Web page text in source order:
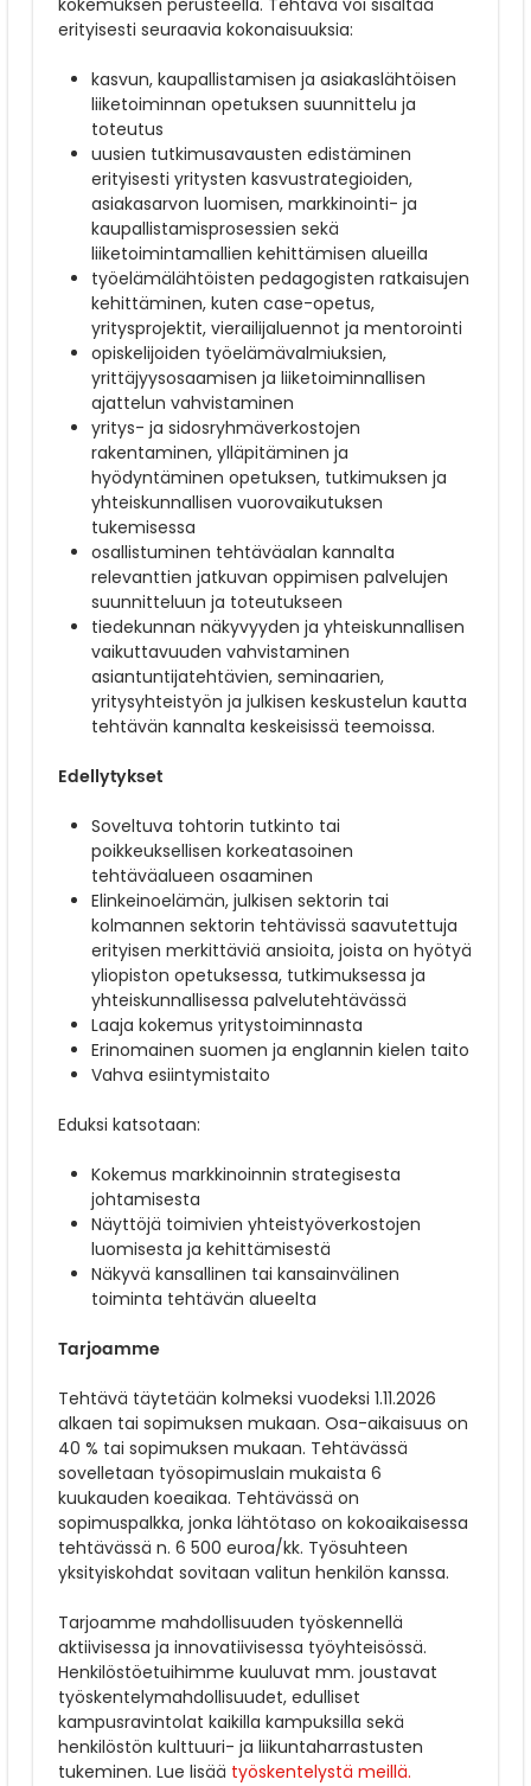
kokemuksen perusteella. Tehtävä voi sisältää
erityisesti seuraavia kokonaisuuksia:
kasvun, kaupallistamisen ja asiakaslähtöisen
liiketoiminnan opetuksen suunnittelu ja
toteutus
uusien tutkimusavausten edistäminen
erityisesti yritysten kasvustrategioiden,
asiakasarvon luomisen, markkinointi- ja
kaupallistamisprosessien sekä
liiketoimintamallien kehittämisen alueilla
työelämälähtöisten pedagogisten ratkaisujen
kehittäminen, kuten case-opetus,
yritysprojektit, vierailijaluennot ja mentorointi
opiskelijoiden työelämävalmiuksien,
yrittäjyysosaamisen ja liiketoiminnallisen
ajattelun vahvistaminen
yritys- ja sidosryhmäverkostojen
rakentaminen, ylläpitäminen ja
hyödyntäminen opetuksen, tutkimuksen ja
yhteiskunnallisen vuorovaikutuksen
tukemisessa
osallistuminen tehtäväalan kannalta
relevanttien jatkuvan oppimisen palvelujen
suunnitteluun ja toteutukseen
tiedekunnan näkyvyyden ja yhteiskunnallisen
vaikuttavuuden vahvistaminen
asiantuntijatehtävien, seminaarien,
yritysyhteistyön ja julkisen keskustelun kautta
tehtävän kannalta keskeisissä teemoissa.
Edellytykset
Soveltuva tohtorin tutkinto tai
poikkeuksellisen korkeatasoinen
tehtäväalueen osaaminen
Elinkeinoelämän, julkisen sektorin tai
kolmannen sektorin tehtävissä saavutettuja
erityisen merkittäviä ansioita, joista on hyötyä
yliopiston opetuksessa, tutkimuksessa ja
yhteiskunnallisessa palvelutehtävässä
Laaja kokemus yritystoiminnasta
Erinomainen suomen ja englannin kielen taito
Vahva esiintymistaito
Eduksi katsotaan:
Kokemus markkinoinnin strategisesta
johtamisesta
Näyttöjä toimivien yhteistyöverkostojen
luomisesta ja kehittämisestä
Näkyvä kansallinen tai kansainvälinen
toiminta tehtävän alueelta
Tarjoamme
Tehtävä täytetään kolmeksi vuodeksi 1.11.2026
alkaen tai sopimuksen mukaan. Osa-aikaisuus on
40 % tai sopimuksen mukaan. Tehtävässä
sovelletaan työsopimuslain mukaista 6
kuukauden koeaikaa. Tehtävässä on
sopimuspalkka, jonka lähtötaso on kokoaikaisessa
tehtävässä n. 6 500 euroa/kk. Työsuhteen
yksityiskohdat sovitaan valitun henkilön kanssa.
Tarjoamme mahdollisuuden työskennellä
aktiivisessa ja innovatiivisessa työyhteisössä.
Henkilöstöetuihimme kuuluvat mm. joustavat
työskentelymahdollisuudet, edulliset
kampusravintolat kaikilla kampuksilla sekä
henkilöstön kulttuuri- ja liikuntaharrastusten
tukeminen. Lue lisää työskentelystä meillä.